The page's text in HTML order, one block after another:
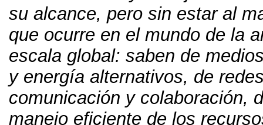
su alcance, pero sin estar al
que ocurre en el mundo de la
escala global: saben de
y energía alternativos, de
comunicación y colaboración,
manejo eficiente de los